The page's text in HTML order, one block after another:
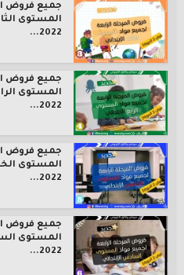
جميع فروض
المستوى
2022...
جميع فروض
المستوى
2022...
جميع فروض
المستوى
2022...
جميع فروض
المستوى
2022...